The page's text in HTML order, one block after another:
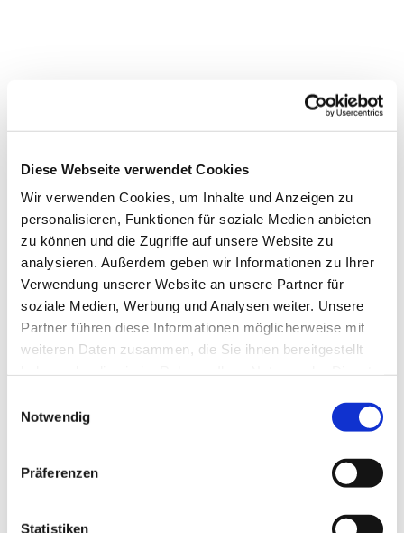
Diese Webseite verwendet Cookies
Wir verwenden Cookies, um Inhalte und Anzeigen zu
personalisieren, Funktionen für soziale Medien anbieten
zu können und die Zugriffe auf unsere Website zu
analysieren. Außerdem geben wir Informationen zu Ihrer
Verwendung unserer Website an unsere Partner für
soziale Medien, Werbung und Analysen weiter. Unsere
Partner führen diese Informationen möglicherweise mit
weiteren Daten zusammen, die Sie ihnen bereitgestellt
Notwendig
Präferenzen
Statistiken
Dies könnte Sie auch
interessieren